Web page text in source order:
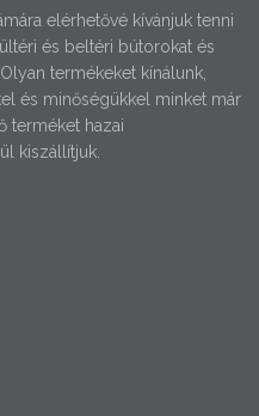
elérhetővé kívánjuk tenni
és beltéri bútorokat és
termékeket kínálunk,
és minőségükkel minket már
terméket hazai
kiszállítjuk.